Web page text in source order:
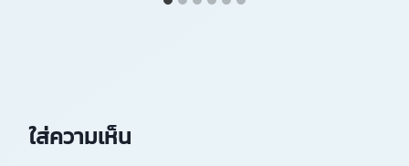
ใส่ความเห็น